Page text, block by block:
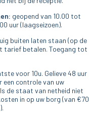
geopend van 10.00 tot
uur (laagseizoen).
buiten laten staan (op de
tarief betalen. Toegang tot
voor 10u. Gelieve 48 uur
controle van uw
de staat van netheid niet
in op uw borg (van €70